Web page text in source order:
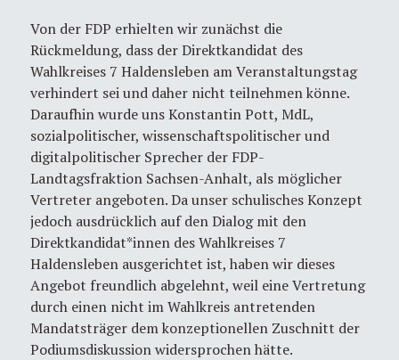
Von der FDP erhielten wir zunächst die
Rückmeldung, dass der Direktkandidat des
Wahlkreises 7 Haldensleben am Veranstaltungstag
verhindert sei und daher nicht teilnehmen könne.
Daraufhin wurde uns Konstantin Pott, MdL,
sozialpolitischer, wissenschaftspolitischer und
digitalpolitischer Sprecher der FDP-
Landtagsfraktion Sachsen-Anhalt, als möglicher
Vertreter angeboten. Da unser schulisches Konzept
jedoch ausdrücklich auf den Dialog mit den
Direktkandidat*innen des Wahlkreises 7
Haldensleben ausgerichtet ist, haben wir dieses
Angebot freundlich abgelehnt, weil eine Vertretung
durch einen nicht im Wahlkreis antretenden
Mandatsträger dem konzeptionellen Zuschnitt der
Podiumsdiskussion widersprochen hätte.